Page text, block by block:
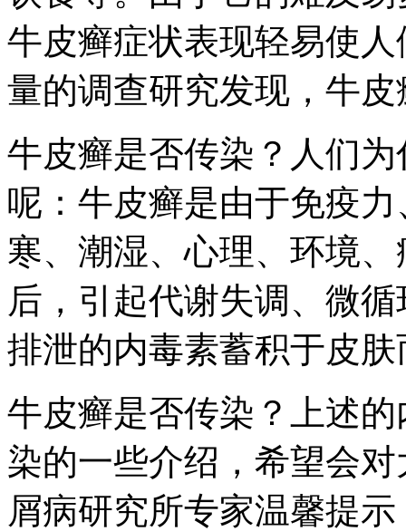
牛皮癣症状表现轻易使
量的调查研究发现，牛
牛皮癣是否传染？人们
呢：牛皮癣是由于免疫
寒、潮湿、心理、环境
后，引起代谢失调、微
排泄的内毒素蓄积于皮
牛皮癣是否传染？上述
染的一些介绍，希望会
屑病研究所专家温馨提